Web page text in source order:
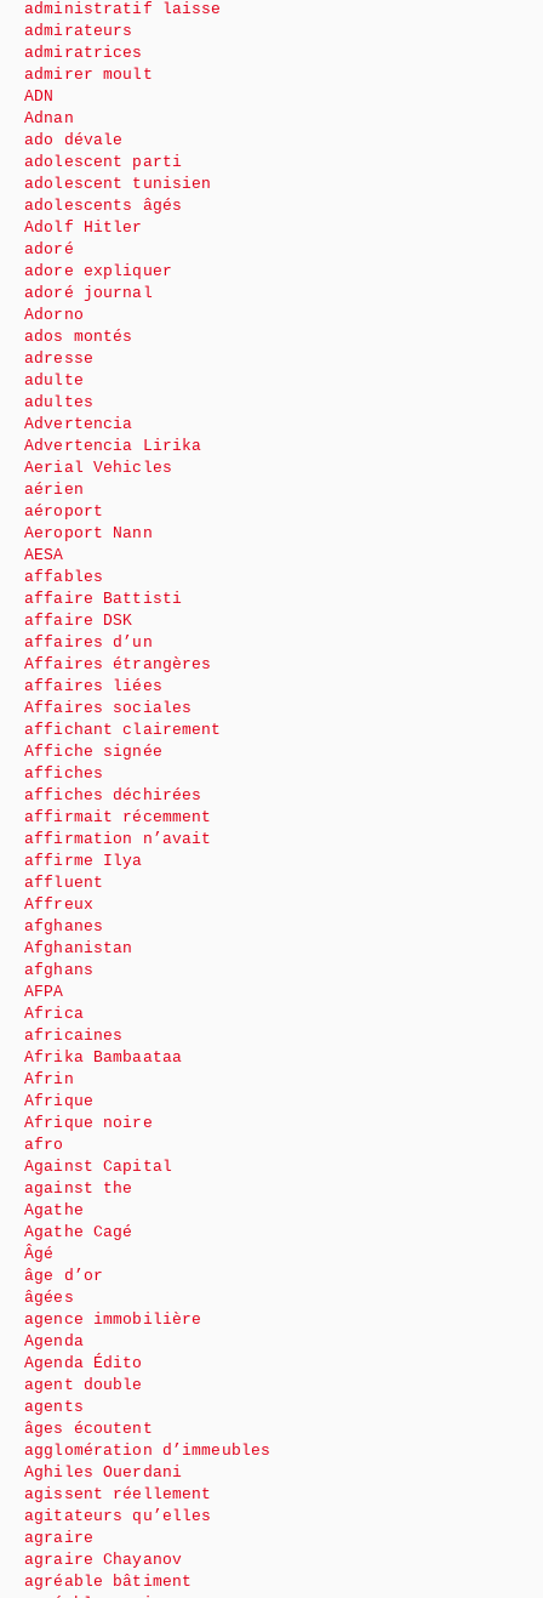
administratif laisse
admirateurs
admiratrices
admirer moult
ADN
Adnan
ado dévale
adolescent parti
adolescent tunisien
adolescents âgés
Adolf Hitler
adoré
adore expliquer
adoré journal
Adorno
ados montés
adresse
adulte
adultes
Advertencia
Advertencia Lirika
Aerial Vehicles
aérien
aéroport
Aeroport Nann
AESA
affables
affaire Battisti
affaire DSK
affaires d’un
Affaires étrangères
affaires liées
Affaires sociales
affichant clairement
Affiche signée
affiches
affiches déchirées
affirmait récemment
affirmation n’avait
affirme Ilya
affluent
Affreux
afghanes
Afghanistan
afghans
AFPA
Africa
africaines
Afrika Bambaataa
Afrin
Afrique
Afrique noire
afro
Against Capital
against the
Agathe
Agathe Cagé
Âgé
âge d’or
âgées
agence immobilière
Agenda
Agenda Édito
agent double
agents
âges écoutent
agglomération d’immeubles
Aghiles Ouerdani
agissent réellement
agitateurs qu’elles
agraire
agraire Chayanov
agréable bâtiment